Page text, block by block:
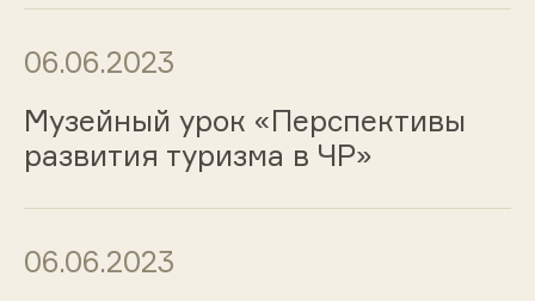
06.06.2023
Музейный урок «Перспективы
развития туризма в ЧР»
06.06.2023